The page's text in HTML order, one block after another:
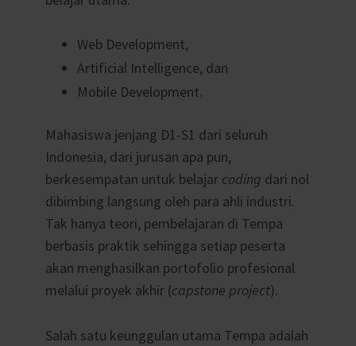
Web Development,
Artificial Intelligence, dan
Mobile Development.
Mahasiswa jenjang D1-S1 dari seluruh
Indonesia, dari jurusan apa pun,
berkesempatan untuk belajar coding dari nol
dibimbing langsung oleh para ahli industri.
Tak hanya teori, pembelajaran di Tempa
berbasis praktik sehingga setiap peserta
akan menghasilkan portofolio profesional
melalui proyek akhir (capstone project).
Salah satu keunggulan utama Tempa adalah